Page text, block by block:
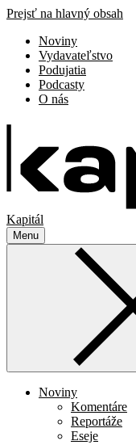
Prejsť na hlavný obsah
Noviny
Vydavateľstvo
Podujatia
Podcasty
O nás
Kapitál
Menu
Noviny
Komentáre
Reportáže
Eseje